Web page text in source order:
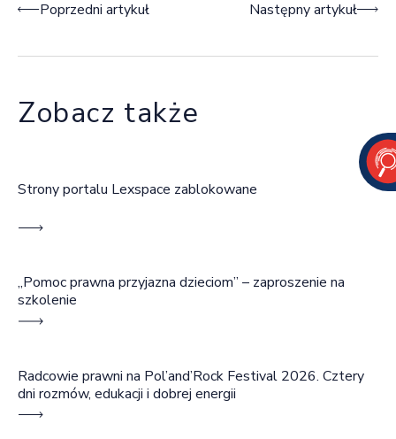
Nawigacja wpisu
Poprzedni artykuł Następny artykuł
Zobacz także
Strony portalu Lexspace zablokowane
„Pomoc prawna przyjazna dzieciom” – zaproszenie na
szkolenie
Radcowie prawni na Pol’and’Rock Festival 2026. Cztery
dni rozmów, edukacji i dobrej energii